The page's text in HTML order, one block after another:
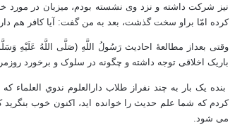
نیز شرکت داشته و نزد وی نشسته بودم، میزبان در
کرده امّا براو سخت گذشت، بعد به من گفت: آیا کافر هم
وقتی بعداز مطالعۀ احادیثرَسُولُ اللَّهِ (صَلَّى اللَّهُ عَلَيْهِ
باریک اخلاقی توجه داشته و چگونه در سلوک و برخورد
بنده یک بار به چند نفراز طلاب دارالعلوم ندوي العلماء
کردم که شما علم حدیث را خوانده اید، اکنون خوب
می شود.